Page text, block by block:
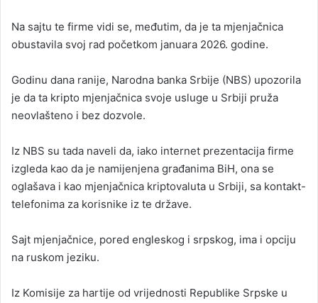
Na sajtu te firme vidi se, međutim, da je ta mjenjačnica
obustavila svoj rad početkom januara 2026. godine.
Godinu dana ranije, Narodna banka Srbije (NBS) upozorila
je da ta kripto mjenjačnica svoje usluge u Srbiji pruža
neovlašteno i bez dozvole.
Iz NBS su tada naveli da, iako internet prezentacija firme
izgleda kao da je namijenjena građanima BiH, ona se
oglašava i kao mjenjačnica kriptovaluta u Srbiji, sa kontakt-
telefonima za korisnike iz te države.
Sajt mjenjačnice, pored engleskog i srpskog, ima i opciju
na ruskom jeziku.
Iz Komisije za hartije od vrijednosti Republike Srpske u